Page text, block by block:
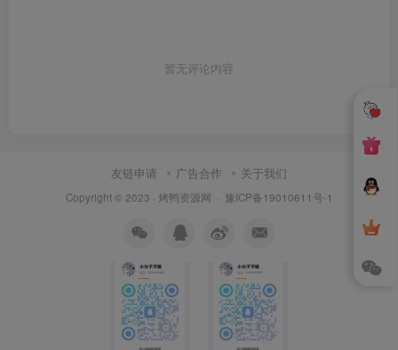
暂无评论内容
友链申请 广告合作 关于我们
Copyright © 2023 · 烤鸭资源网 · 豫ICP备19010611号-1